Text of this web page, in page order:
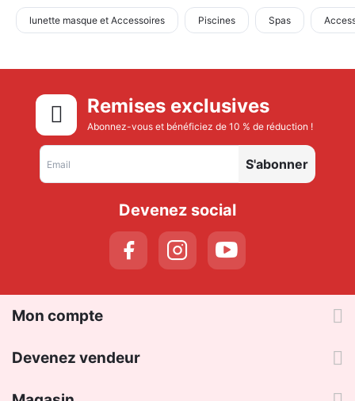
lunette masque et Accessoires Piscines Spas
Remises exclusives
Abonnez-vous et bénéficiez de 10 % de réduction !
S'abonner
Devenez social
Mon compte
Devenez vendeur